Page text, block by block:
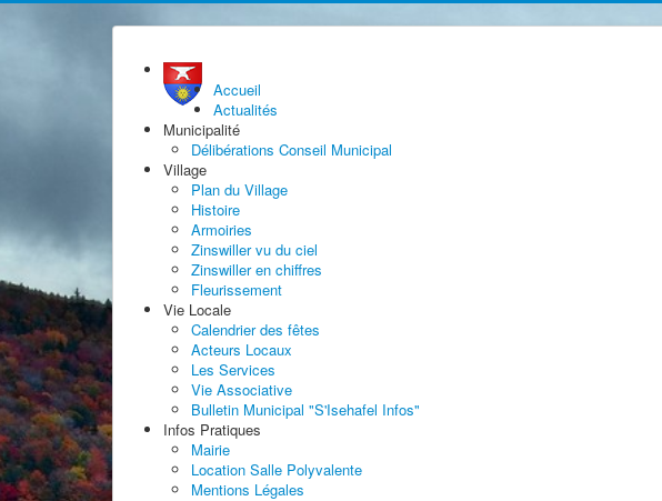
Accueil
Actualités
Municipalité
Délibérations Conseil Municipal
Village
Plan du Village
Histoire
Armoiries
Zinswiller vu du ciel
Zinswiller en chiffres
Fleurissement
Vie Locale
Calendrier des fêtes
Acteurs Locaux
Les Services
Vie Associative
Bulletin Municipal "S'Isehafel Infos"
Infos Pratiques
Mairie
Location Salle Polyvalente
Mentions Légales